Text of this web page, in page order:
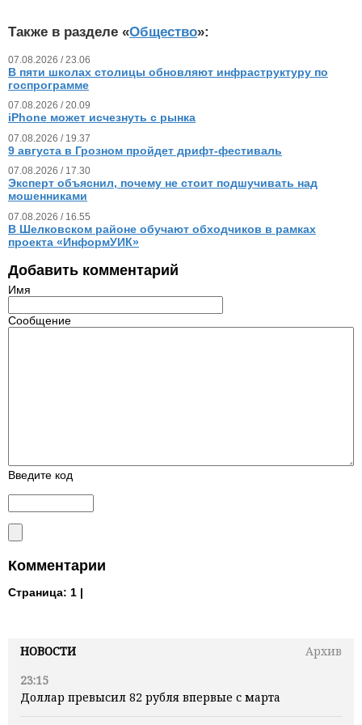
НОВОСТИ
Архив
23:15
Доллар превысил 82 рубля впервые с марта
Также в разделе «Общество»:
07.08.2026 / 23.06
В пяти школах столицы обновляют инфраструктуру по
госпрограмме
07.08.2026 / 20.09
iPhone может исчезнуть с рынка
07.08.2026 / 19.37
9 августа в Грозном пройдет дрифт-фестиваль
07.08.2026 / 17.30
Эксперт объяснил, почему не стоит подшучивать над
мошенниками
07.08.2026 / 16.55
В Шелковском районе обучают обходчиков в рамках
проекта «ИнформУИК»
Добавить комментарий
Имя
Сообщение
Введите код
Комментарии
Страница: 1 |